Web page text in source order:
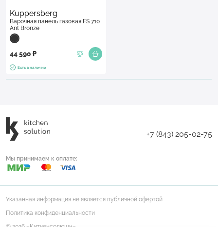
Kuppersberg
Варочная панель газовая FS 710
Ant Bronze
44 590 ₽
Есть в наличии
+7 (843) 205-02-75
Мы принимаем к оплате:
Политика конфиденциальности
Указанная информация не является публичной офертой